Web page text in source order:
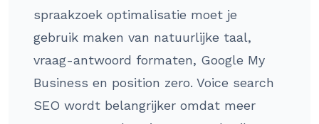
spraakzoek optimalisatie moet je
gebruik maken van natuurlijke taal,
vraag-antwoord formaten, Google My
Business en position zero. Voice search
SEO wordt belangrijker omdat meer